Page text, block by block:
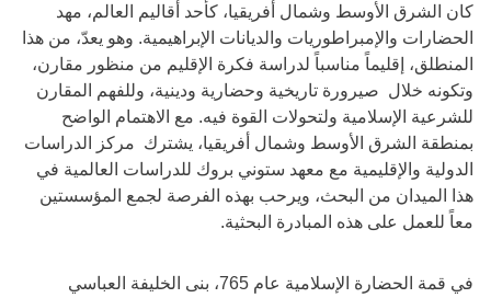
كان الشرق الأوسط وشمال أفريقيا، كأحد أقاليم العالم، مهد
الحضارات والإمبراطوريات والديانات الإبراهيمية. وهو يعدّ، من هذا
المنطلق، إقليماً مناسباً لدراسة فكرة الإقليم من منظور مقارن،
وتكونه خلال صيرورة تاريخية وحضارية ودينية، وللفهم المقارن
للشرعية الإسلامية ولتحولات القوة فيه. مع الاهتمام الواضح
بمنطقة الشرق الأوسط وشمال أفريقيا، يشترك مركز الدراسات
الدولية والإقليمية مع معهد ستوني بروك للدراسات العالمية في
هذا الميدان من البحث، ويرحب بهذه الفرصة لجمع المؤسستين
معاً للعمل على هذه المبادرة البحثية.
في قمة الحضارة الإسلامية عام 765، بنى الخليفة العباسي